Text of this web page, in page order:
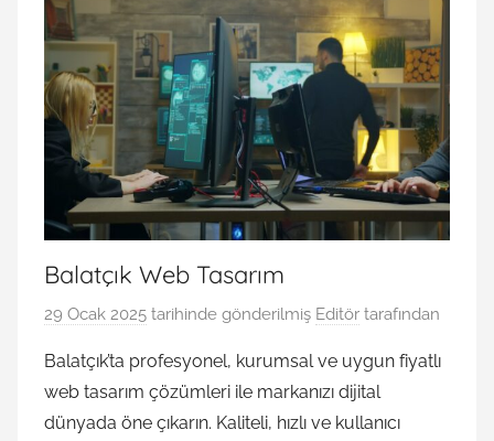
Balatçık Web Tasarım
29 Ocak 2025 tarihinde gönderilmiş Editör tarafından
Balatçık’ta profesyonel, kurumsal ve uygun fiyatlı
web tasarım çözümleri ile markanızı dijital
dünyada öne çıkarın. Kaliteli, hızlı ve kullanıcı